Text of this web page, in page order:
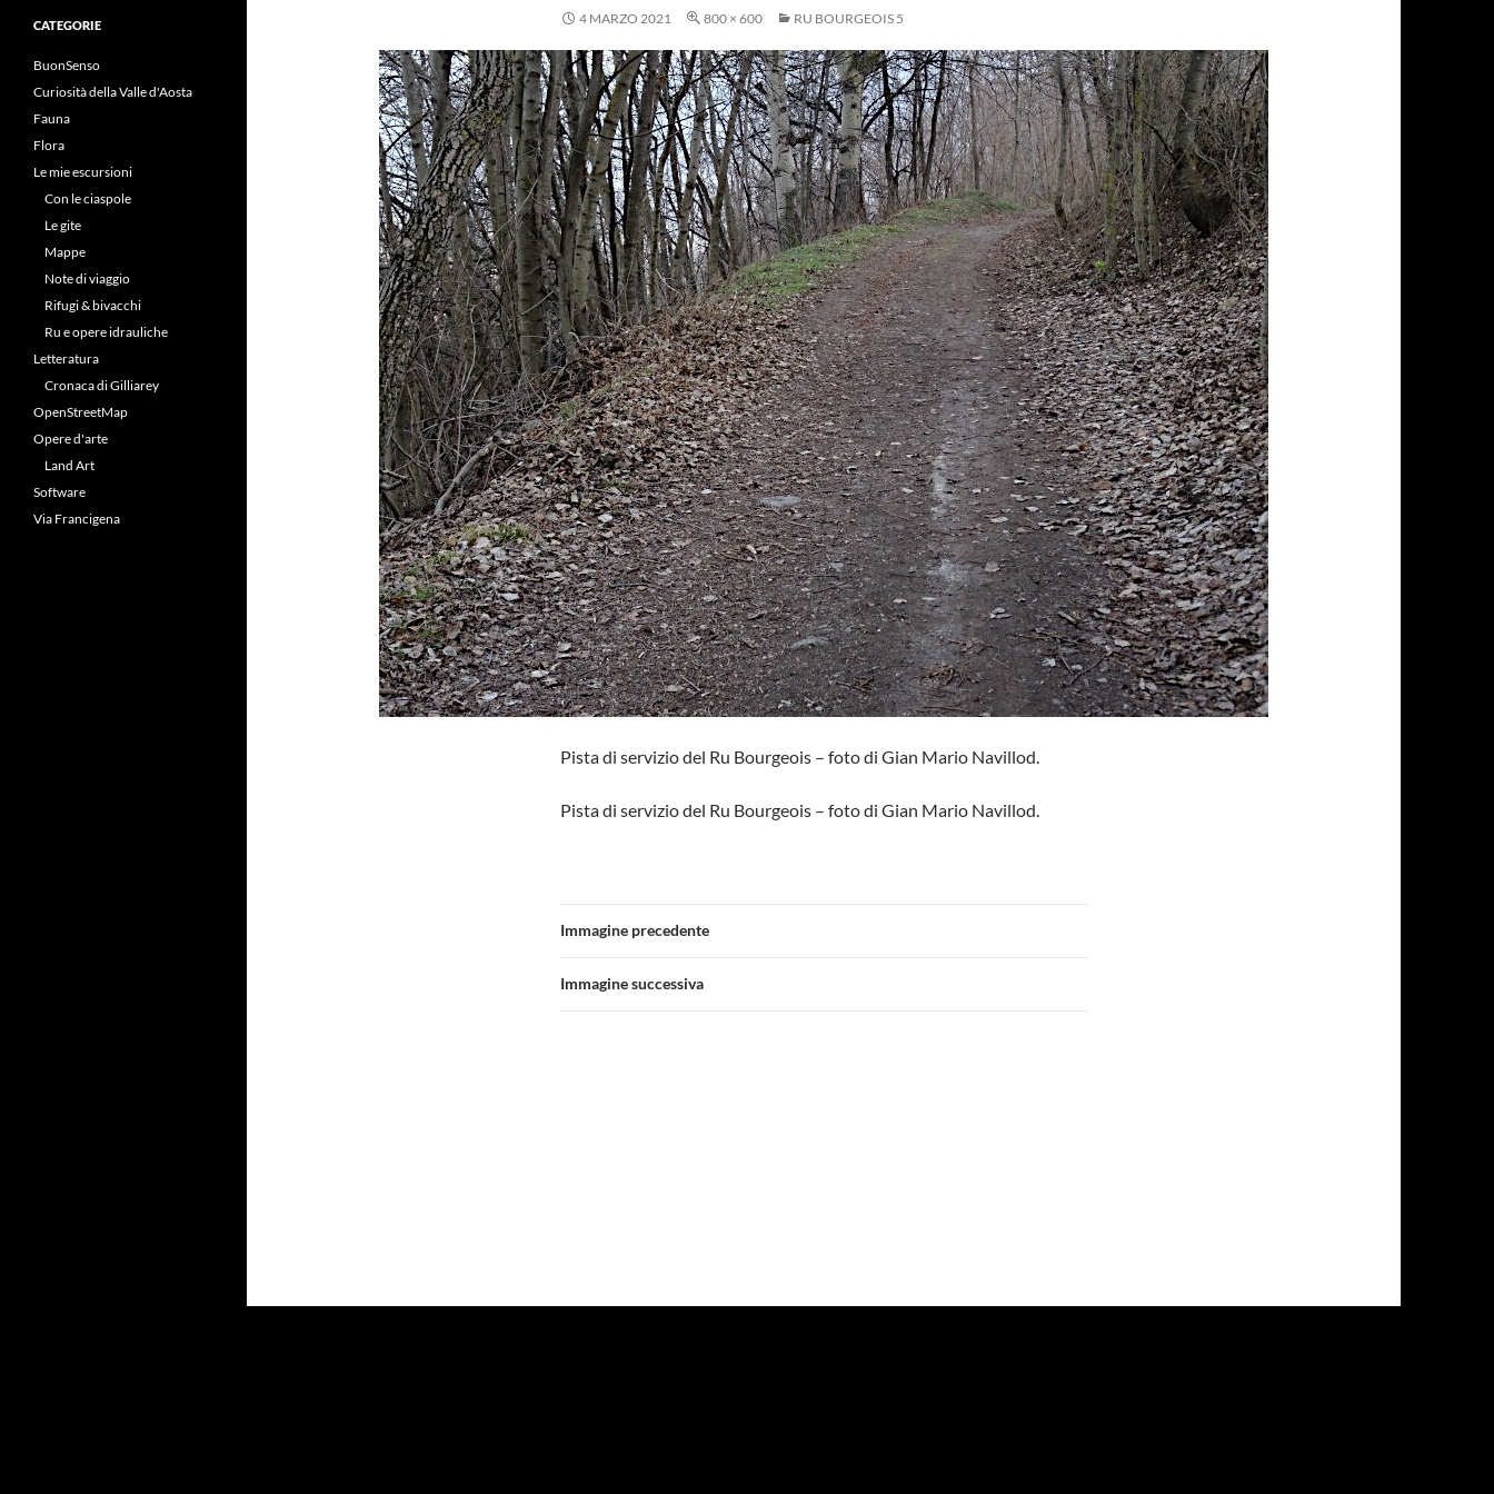
4 MARZO 2021 800 × 600 RU BOURGEOIS 5
Pista di servizio del Ru Bourgeois – foto di Gian Mario Navillod.
Pista di servizio del Ru Bourgeois – foto di Gian Mario Navillod.
Immagine precedente
Immagine successiva
CATEGORIE
BuonSenso
Curiosità della Valle d'Aosta
Fauna
Flora
Le mie escursioni
Con le ciaspole
Le gite
Mappe
Note di viaggio
Rifugi & bivacchi
Ru e opere idrauliche
Letteratura
Cronaca di Gilliarey
OpenStreetMap
Opere d'arte
Land Art
Software
Via Francigena